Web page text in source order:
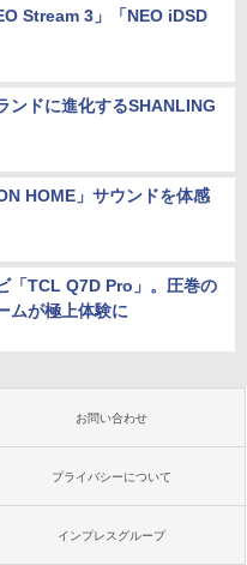
Stream 3」「NEO iDSD
ンドに進化するSHANLING
HOME」サウンドを体感
「TCL Q7D Pro」。圧巻の
ムが極上体験に
お問い合わせ
プライバシーについて
インプレスグループ